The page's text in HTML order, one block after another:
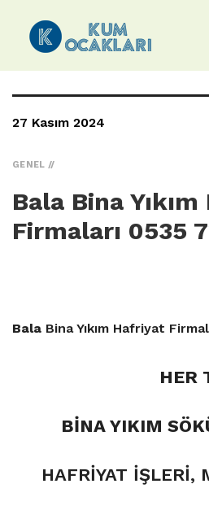
27 Kasım 2024
GENEL
Bala Bina
Firmaları 0535
Bala Bina Yıkım Hafriyat
HER
BİNA YIKIM
HAFRİYAT İŞLERİ,